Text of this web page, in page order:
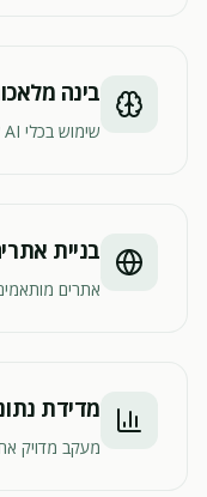
בינה
שימוש בכלי AI לייעול עבודה ושיפור תוצאות.
בניית
אתרים
מדידת
מעקב מדויק